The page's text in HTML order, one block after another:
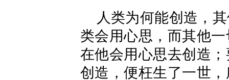
人类为何能创造，
类会用心思，而其他
在他会用心思去创造
创造，便枉生了一世